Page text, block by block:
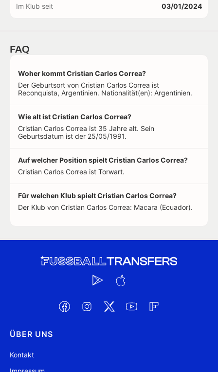
Im Klub seit 03/01/2024
FAQ
Woher kommt Cristian Carlos Correa?
Der Geburtsort von Cristian Carlos Correa ist
Reconquista, Argentinien. Nationalität(en): Argentinien.
Wie alt ist Cristian Carlos Correa?
Cristian Carlos Correa ist 35 Jahre alt. Sein
Geburtsdatum ist der 25/05/1991.
Auf welcher Position spielt Cristian Carlos Correa?
Cristian Carlos Correa ist Torwart.
Für welchen Klub spielt Cristian Carlos Correa?
Der Klub von Cristian Carlos Correa: Macara (Ecuador).
ÜBER UNS
Kontakt